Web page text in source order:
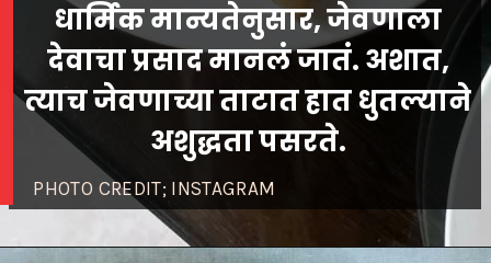
PHOTO CREDIT; INSTAGRAM
धार्मिक मान्यतेनुसार, जेवणाला
देवाचा प्रसाद मानलं जातं. अशात,
त्याच जेवणाच्या ताटात हात धुतल्याने